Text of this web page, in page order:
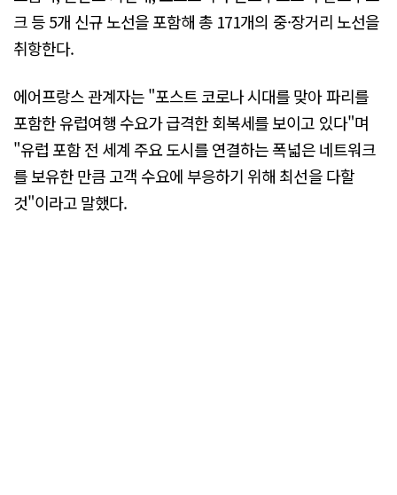
크 등 5개 신규 노선을 포함해 총 171개의 중·장거리 노선을
취항한다.
에어프랑스 관계자는 "포스트 코로나 시대를 맞아 파리를
포함한 유럽여행 수요가 급격한 회복세를 보이고 있다"며
"유럽 포함 전 세계 주요 도시를 연결하는 폭넓은 네트워크
를 보유한 만큼 고객 수요에 부응하기 위해 최선을 다할
것"이라고 말했다.